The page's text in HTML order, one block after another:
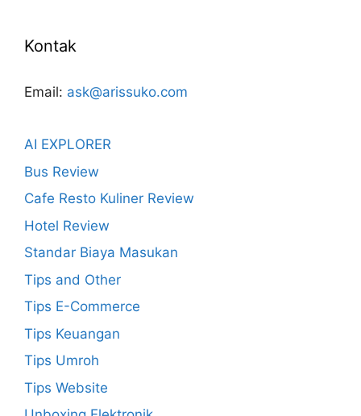
Kontak
Email: ask@arissuko.com
AI EXPLORER
Bus Review
Cafe Resto Kuliner Review
Hotel Review
Standar Biaya Masukan
Tips and Other
Tips E-Commerce
Tips Keuangan
Tips Umroh
Tips Website